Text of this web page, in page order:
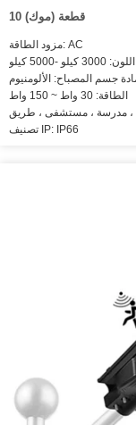
10 قطعة (موك)
مزود الطاقة: AC
-5000 كيلو
جسم المصباح: الألومنيوم
الطاقة: 30 واط ~ 150 واط
، مدرسة ، مستشفى ، طريق
تصنيف IP: IP66